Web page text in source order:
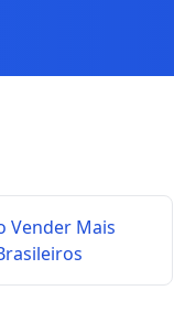
Vender Mais